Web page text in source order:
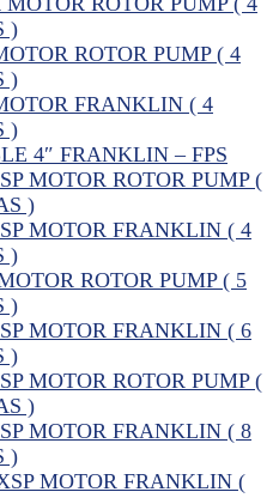
)
ROTOR PUMP ( 4
)
FRANKLIN ( 4
)
4″ FRANKLIN – FPS
MOTOR ROTOR PUMP (
)
MOTOR FRANKLIN ( 4
)
ROTOR PUMP ( 5
)
MOTOR FRANKLIN ( 6
)
MOTOR ROTOR PUMP (
)
MOTOR FRANKLIN ( 8
)
MOTOR FRANKLIN (